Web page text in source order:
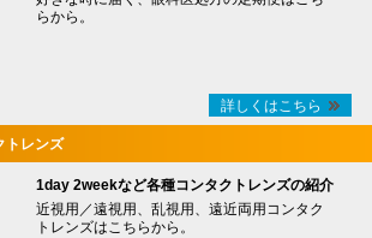
らから。
詳しくはこちら
トレンズ
1day 2weekなど各種コンタクトレンズの紹介
近視用／遠視用、乱視用、遠近両用コンタク
トレンズはこちらから。